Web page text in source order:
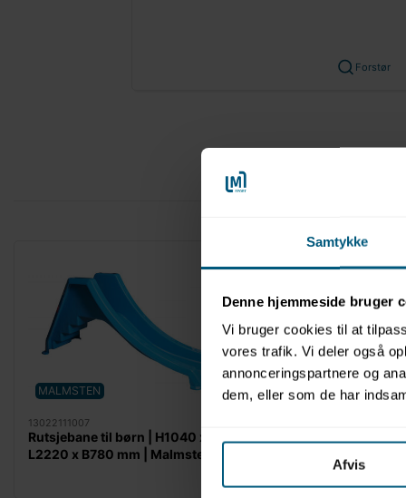
Samtykke
Denne hjemmeside bruger
Vi bruger cookies til at
vores trafik. Vi deler også
annonceringspartnere og
dem, eller som de har
Afvis
Forstør
MALMSTEN
13022111007
Rutsjebane til børn | H1040 x
L2220 x B780 mm | Malmsten